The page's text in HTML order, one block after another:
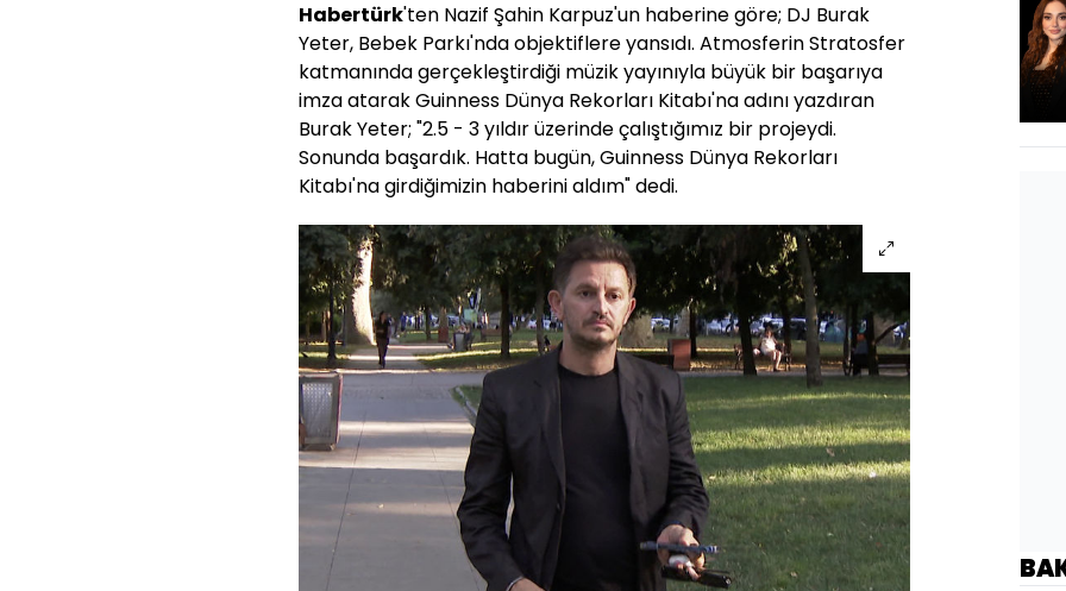
Habertürk'ten Nazif Şahin Karpuz'un haberine göre; DJ Burak
Yeter, Bebek Parkı'nda objektiflere yansıdı. Atmosferin Stratosfer
katmanında gerçekleştirdiği müzik yayınıyla büyük bir başarıya
imza atarak Guinness Dünya Rekorları Kitabı'na adını yazdıran
Burak Yeter; "2.5 - 3 yıldır üzerinde çalıştığımız bir projeydi.
Sonunda başardık. Hatta bugün, Guinness Dünya Rekorları
Kitabı'na girdiğimizin haberini aldım" dedi.